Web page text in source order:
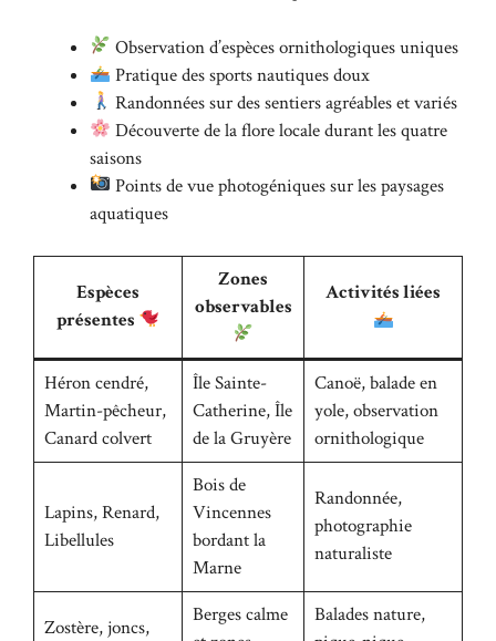
Observation d’espèces ornithologiques uniques
Pratique des sports nautiques doux
Randonnées sur des sentiers agréables et variés
Découverte de la flore locale durant les quatre
saisons
Points de vue photogéniques sur les paysages
aquatiques
Espèces
présentes
Zones
observables
Activités liées
Héron cendré,
Martin-pêcheur,
Canard colvert
Île Sainte-
Catherine, Île
de la Gruyère
Canoë, balade en
yole, observation
ornithologique
Lapins, Renard,
Libellules
Bois de
Vincennes
bordant la
Marne
Randonnée,
photographie
naturaliste
Zostère, joncs,
Berges calme
Balades nature,